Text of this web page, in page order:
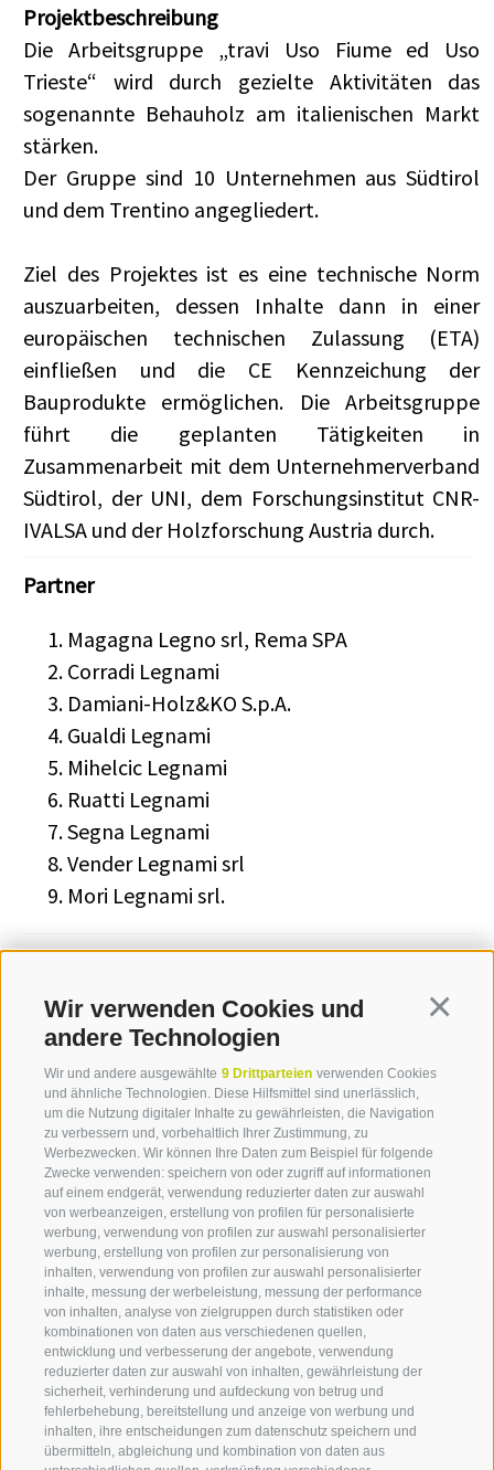
Wir verwenden Cookies und
andere Technologien
Wir und andere ausgewählte 9 Drittparteien verwenden Cookies
und ähnliche Technologien. Diese Hilfsmittel sind unerlässlich,
um die Nutzung digitaler Inhalte zu gewährleisten, die Navigation
zu verbessern und, vorbehaltlich Ihrer Zustimmung, zu
Werbezwecken. Wir können Ihre Daten zum Beispiel für folgende
Zwecke verwenden: speichern von oder zugriff auf informationen
auf einem endgerät, verwendung reduzierter daten zur auswahl
von werbeanzeigen, erstellung von profilen für personalisierte
werbung, verwendung von profilen zur auswahl personalisierter
werbung, erstellung von profilen zur personalisierung von
inhalten, verwendung von profilen zur auswahl personalisierter
inhalte, messung der werbeleistung, messung der performance
von inhalten, analyse von zielgruppen durch statistiken oder
kombinationen von daten aus verschiedenen quellen,
entwicklung und verbesserung der angebote, verwendung
reduzierter daten zur auswahl von inhalten, gewährleistung der
sicherheit, verhinderung und aufdeckung von betrug und
fehlerbehebung, bereitstellung und anzeige von werbung und
inhalten, ihre entscheidungen zum datenschutz speichern und
übermitteln, abgleichung und kombination von daten aus
Projektbeschreibung
Die Arbeitsgruppe „travi Uso Fiume ed Uso
Trieste“ wird durch gezielte Aktivitäten das
sogenannte Behauholz am italienischen Markt
stärken.
Der Gruppe sind 10 Unternehmen aus Südtirol
und dem Trentino angegliedert.
Ziel des Projektes ist es eine technische Norm
auszuarbeiten, dessen Inhalte dann in einer
europäischen technischen Zulassung (ETA)
einfließen und die CE Kennzeichung der
Bauprodukte ermöglichen. Die Arbeitsgruppe
führt die geplanten Tätigkeiten in
Zusammenarbeit mit dem Unternehmerverband
Südtirol, der UNI, dem Forschungsinstitut CNR-
IVALSA und der Holzforschung Austria durch.
Partner
Magagna Legno srl, Rema SPA
Corradi Legnami
Damiani-Holz&KO S.p.A.
Gualdi Legnami
Mihelcic Legnami
Ruatti Legnami
Segna Legnami
Vender Legnami srl
Mori Legnami srl.
Kontakt
Michael Stauder
T +39 0471 094 241
michael.stauder[at]idm-
suedtirol.com
Kontaktieren Sie uns
IDM Südtirol - Alto Adige